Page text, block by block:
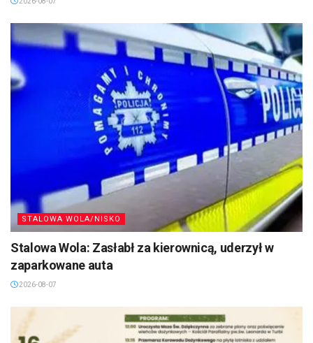
STALOWA WOLA/NISKO
Stalowa Wola: Zasłabł za kierownicą, uderzył w
zaparkowane auta
2026-08-07